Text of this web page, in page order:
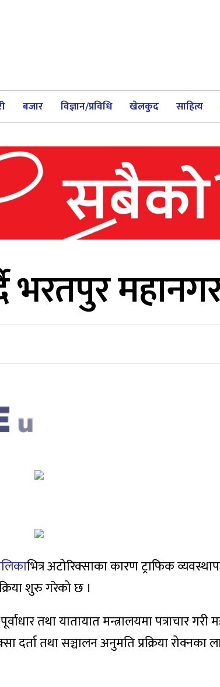
बजार विज्ञान/प्रविधि खेलकुद साहित्य
भरतपुर
भित्र अटोरिक्साका कारण ट्राफिक
शुरु गरेको छ ।
तथा यातायात मन्त्रालयमा पत्राचार गरी
दर्ता तथा सञ्चालन अनुमति प्रक्रिया रोक्नका